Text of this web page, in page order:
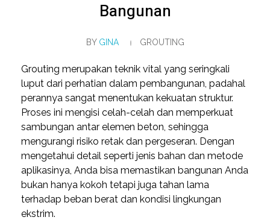
Bangunan
BY GINA GROUTING
Grouting merupakan teknik vital yang seringkali
luput dari perhatian dalam pembangunan, padahal
perannya sangat menentukan kekuatan struktur.
Proses ini mengisi celah-celah dan memperkuat
sambungan antar elemen beton, sehingga
mengurangi risiko retak dan pergeseran. Dengan
mengetahui detail seperti jenis bahan dan metode
aplikasinya, Anda bisa memastikan bangunan Anda
bukan hanya kokoh tetapi juga tahan lama
terhadap beban berat dan kondisi lingkungan
ekstrim.